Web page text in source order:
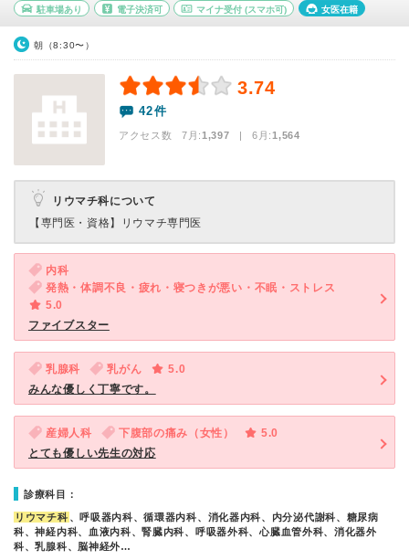
駐車場あり 電子決済可 マイナ受付 (スマホ可) 女医在籍
朝（8:30〜）
3.74
42件
アクセス数 7月:1,397 | 6月:1,564
リウマチ科について
【専門医・資格】
リウマチ専門医
内科
発熱・体調不良・疲れ・寝つきが悪い・不眠・ストレス
5.0
ファイブスター
乳腺科 乳がん
5.0
みんな優しく丁寧です。
産婦人科 下腹部の痛み（女性）
5.0
とても優しい先生の対応
診療科目：
リウマチ科 、呼吸器内科、循環器内科、消化器内科、内分泌代謝科、糖尿病
科、神経内科、血液内科、腎臓内科、呼吸器外科、心臓血管外科、消化器外
科、乳腺科、脳神経外…